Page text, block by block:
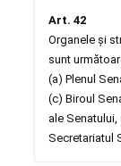
Art. 42
Organele şi
sunt
(a) Plenul
(c) Biroul
ale
Secretariatul